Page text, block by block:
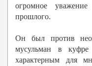
огромное
прошлого.
Он был против
мусульман в
характерным для